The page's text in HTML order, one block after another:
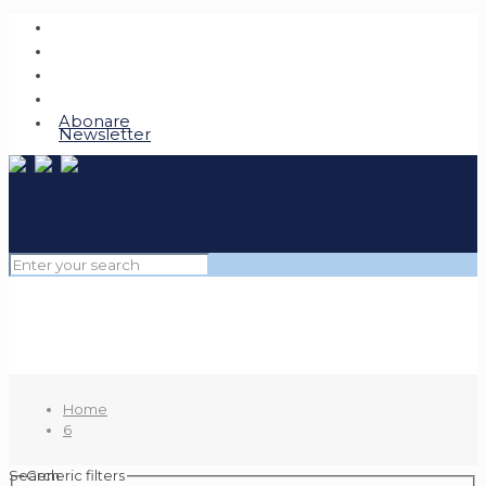
Abonare
Newsletter
Home
6
Search
Generic filters